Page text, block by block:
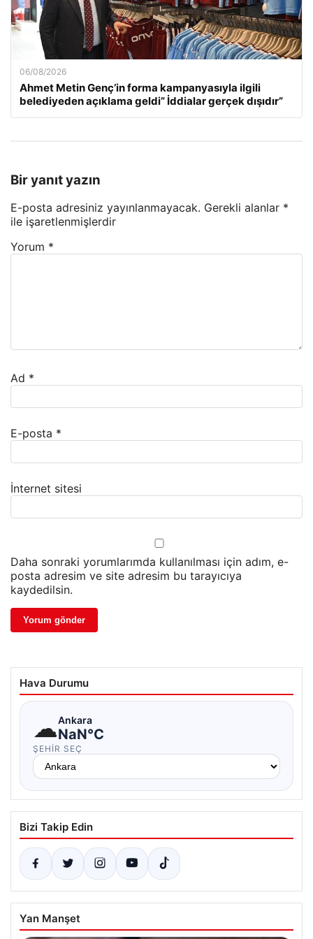
06/08/2026
Ahmet Metin Genç’in forma kampanyasıyla ilgili
belediyeden açıklama geldi” İddialar gerçek dışıdır”
Bir yanıt yazın
E-posta adresiniz yayınlanmayacak. Gerekli alanlar *
ile işaretlenmişlerdir
Yorum *
Ad *
E-posta *
İnternet sitesi
Daha sonraki yorumlarımda kullanılması için adım, e-
posta adresim ve site adresim bu tarayıcıya
kaydedilsin.
Hava Durumu
☁Ankara
NaN°C
ŞEHIR SEÇ
Bizi Takip Edin
Yan Manşet